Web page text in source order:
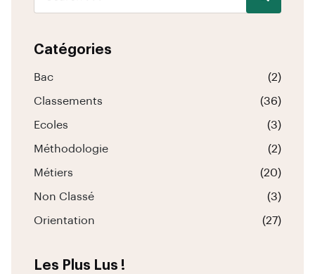
Catégories
Bac (2)
Classements (36)
Ecoles (3)
Méthodologie (2)
Métiers (20)
Non Classé (3)
Orientation (27)
Les Plus Lus !